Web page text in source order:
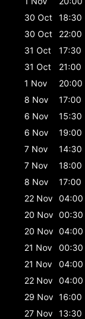
30 Oct
18:30
30 Oct
22:00
31 Oct
17:30
31 Oct
21:00
1 Nov
20:00
8 Nov
17:00
6 Nov
15:30
6 Nov
19:00
7 Nov
14:30
7 Nov
18:00
8 Nov
17:00
22 Nov 04:00
20 Nov 00:30
20 Nov 04:00
21 Nov
00:30
21 Nov
04:00
22 Nov 04:00
29 Nov 16:00
27 Nov 13:30